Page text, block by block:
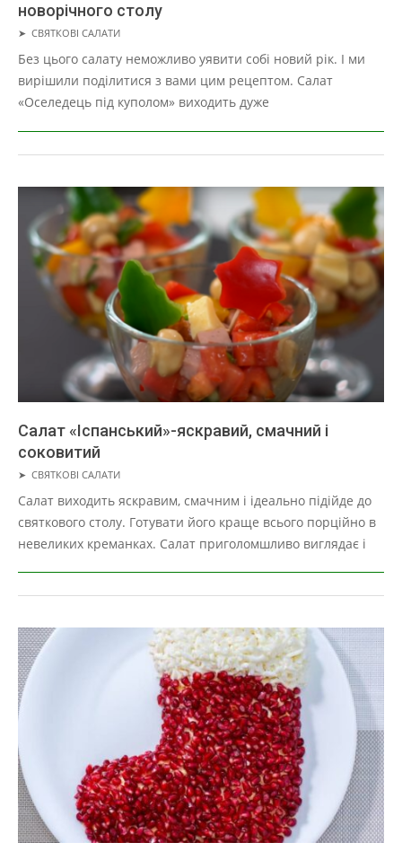
новорічного столу
2019-
05-
02
➤ СВЯТКОВІ САЛАТИ
Без цього салату неможливо уявити собі новий рік. І ми
вирішили поділитися з вами цим рецептом. Салат
«Оселедець під куполом» виходить дуже
Салат «Іспанський»-яскравий, смачний і
соковитий
2019-
05-
➤ СВЯТКОВІ САЛАТИ
Салат виходить яскравим, смачним і ідеально підійде до
святкового столу. Готувати його краще всього порційно в
невеликих креманках. Салат приголомшливо виглядає і